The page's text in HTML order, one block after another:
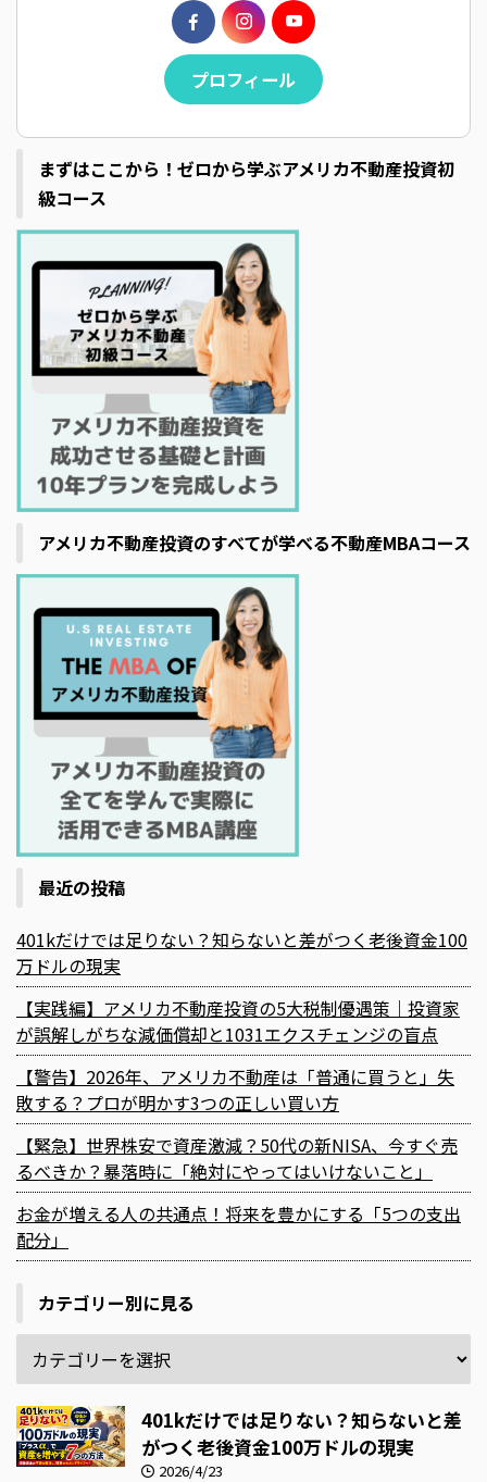
プロフィール
まずはここから！ゼロから学ぶアメリカ不動産投資初
級コース
アメリカ不動産投資のすべてが学べる不動産MBAコース
最近の投稿
401kだけでは足りない？知らないと差がつく老後資金100
万ドルの現実
【実践編】アメリカ不動産投資の5大税制優遇策｜投資家
が誤解しがちな減価償却と1031エクスチェンジの盲点
【警告】2026年、アメリカ不動産は「普通に買うと」失
敗する？プロが明かす3つの正しい買い方
【緊急】世界株安で資産激減？50代の新NISA、今すぐ売
るべきか？暴落時に「絶対にやってはいけないこと」
お金が増える人の共通点！将来を豊かにする「5つの支出
配分」
カテゴリー別に見る
401kだけでは足りない？知らないと差
がつく老後資金100万ドルの現実
2026/4/23